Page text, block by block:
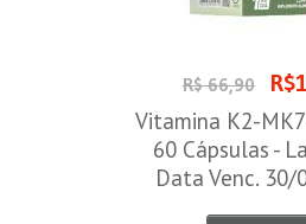
R$ 66,90
Vitamina K2-
60 Cápsulas -
Data Venc. 30/